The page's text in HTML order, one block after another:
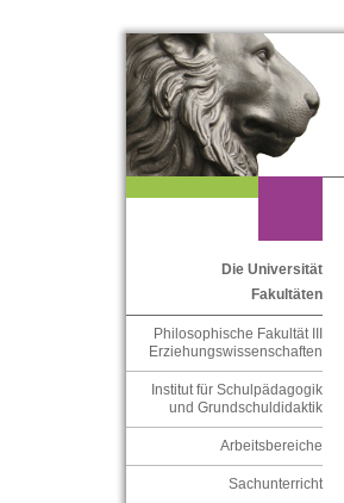
Die Universität
Fakultäten
Philosophische Fakultät III
Erziehungswissenschaften
Institut für Schulpädagogik
und Grundschuldidaktik
Arbeitsbereiche
Sachunterricht